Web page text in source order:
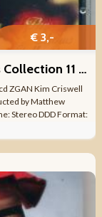
€ 3,-
Songs From Miss Saigon The Shows Collection 11 nrs cd ZGAN
ZGAN Kim Criswell
by Matthew
Stereo DDD Format: